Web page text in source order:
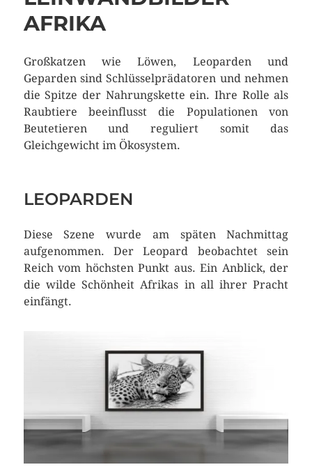
FRIKA
Großkatzen wie Löwen, Leoparden und
Geparden sind Schlüsselprädatoren und nehmen
die Spitze der Nahrungskette ein. Ihre Rolle als
Raubtiere beeinflusst die Populationen von
Beutetieren und reguliert somit das
Gleichgewicht im Ökosystem.
LEOPARDEN
Diese Szene wurde am späten Nachmittag
aufgenommen. Der Leopard beobachtet sein
Reich vom höchsten Punkt aus. Ein Anblick, der
die wilde Schönheit Afrikas in all ihrer Pracht
einfängt.